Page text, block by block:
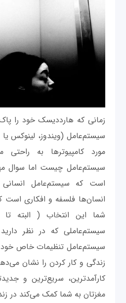
زمانی که هارددیسک خود را
مورد کامپیوترها به راحتی
سیستم‌عامل چیست اما سوال
است که سیستم‌عامل
انسان‌ها فلسفه و افکاری است
شما این انتخاب ( البته
سیستم‌عاملی که در نظر
سیستم‌عامل تنظیمات خاص خود
زندگی و کار کردن را نشان
کارآمدترین، سریع‌ترین و
مغزتان به شما کمک می‌کند در